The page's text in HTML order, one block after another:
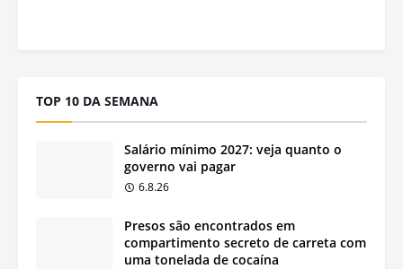
TOP 10 DA SEMANA
Salário mínimo 2027: veja quanto o
governo vai pagar
6.8.26
Presos são encontrados em
compartimento secreto de carreta com
uma tonelada de cocaína